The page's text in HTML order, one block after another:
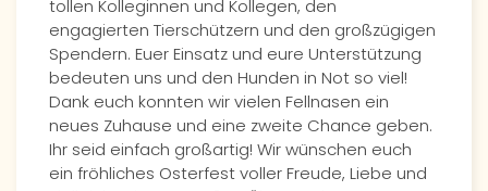
tollen Kolleginnen und Kollegen, den
engagierten Tierschützern und den großzügigen
Spendern. Euer Einsatz und eure Unterstützung
bedeuten uns und den Hunden in Not so viel!
Dank euch konnten wir vielen Fellnasen ein
neues Zuhause und eine zweite Chance geben.
Ihr seid einfach großartig! Wir wünschen euch
ein fröhliches Osterfest voller Freude, Liebe und